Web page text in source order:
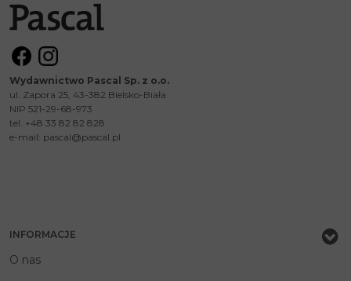
Wydawnictwo Pascal Sp. z o.o.
ul. Zapora 25, 43-382 Bielsko-Biała
NIP 521-29-68-973
tel. +48 33 82 82 828
e-mail: pascal@pascal.pl
INFORMACJE
O nas